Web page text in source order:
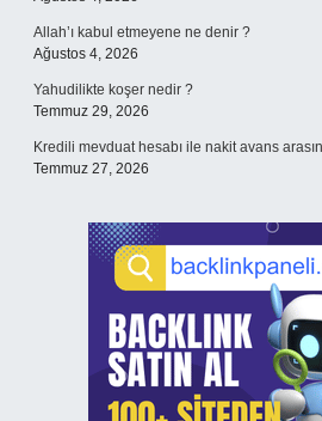
Allah’ı kabul etmeyene ne denir ?
Ağustos 4, 2026
Yahudilikte koşer nedir ?
Temmuz 29, 2026
Kredili mevduat hesabı ile nakit avans
Temmuz 27, 2026